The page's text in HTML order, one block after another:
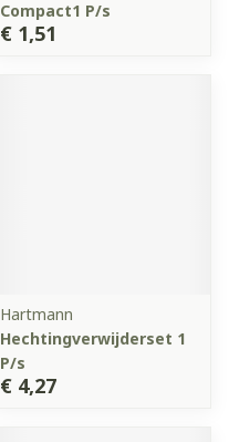
Compact1 P/s
€ 1,51
Hartmann
Hechtingverwijderset 1
P/s
€ 4,27